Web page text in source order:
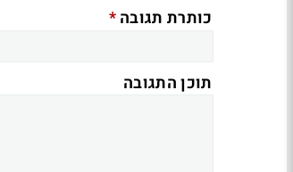
כותרת תגובה*
תוכן התגובה